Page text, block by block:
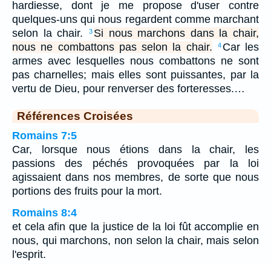
hardiesse, dont je me propose d'user contre
quelques-uns qui nous regardent comme marchant
selon la chair.
3 Si nous marchons dans la chair,
nous ne combattons pas selon la chair.
4 Car les
armes avec lesquelles nous combattons ne sont
pas charnelles; mais elles sont puissantes, par la
vertu de Dieu, pour renverser des forteresses.…
Références Croisées
Romains 7:5
Car, lorsque nous étions dans la chair, les
passions des péchés provoquées par la loi
agissaient dans nos membres, de sorte que nous
portions des fruits pour la mort.
Romains 8:4
et cela afin que la justice de la loi fût accomplie en
nous, qui marchons, non selon la chair, mais selon
l'esprit.